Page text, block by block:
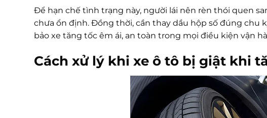
Để hạn chế tình trạng này, người lái nên rèn thói quen
chưa ổn định. Đồng thời, cần thay dầu hộp số đúng
bảo xe tăng tốc êm ái, an toàn trong mọi điều kiện vận
Cách xử lý khi xe ô tô bị giật khi